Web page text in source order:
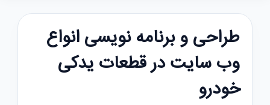
طراحی و برنامه نویسی انواع
وب سایت در قطعات یدکی
خودرو